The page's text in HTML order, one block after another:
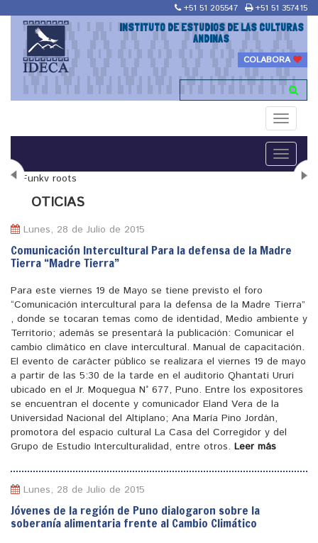
+51 51 205547 +51 51 357415
INSTITUTO DE ESTUDIOS DE LAS CULTURAS
ANDINAS
COLABORA
Toggle
Toggle
"Maestría en Religiones y culturas Andinas"
OTICIAS
Lunes, 28 de Julio de 2015
Comunicación Intercultural Para la defensa de la Madre
Tierra “Madre Tierra”
Para este viernes 19 de Mayo se tiene previsto el foro
“Comunicación intercultural para la defensa de la Madre Tierra”
, donde se tocaran temas como de identidad, Medio ambiente y
Territorio; además se presentará la publicación: Comunicar el
cambio climático en clave intercultural. Manual de capacitación.
El evento de carácter público se realizara el viernes 19 de mayo
a partir de las 5:30 de la tarde en el auditorio Qhantati Ururi
ubicado en el Jr. Moquegua N° 677, Puno. Entre los expositores
se encuentran el docente y comunicador Eland Vera de la
Universidad Nacional del Altiplano; Ana María Pino Jordán,
promotora del espacio cultural La Casa del Corregidor y del
Grupo de Estudio Interculturalidad, entre otros. Leer más
Lunes, 28 de Julio de 2015
Jóvenes de la región de Puno dialogaron sobre la
soberanía alimentaria frente al Cambio Climático